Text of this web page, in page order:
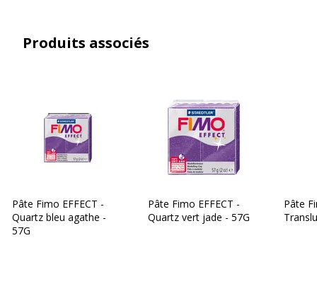
Produit sans plastique
Présence de substance
dangereuses
Non
Données d'identification
Code barre maitre 4007817802281
Produits associés
Pâte Fimo EFFECT -
Quartz bleu agathe -
57G
Pâte Fimo EFFECT -
Quartz vert jade - 57G
Pâte